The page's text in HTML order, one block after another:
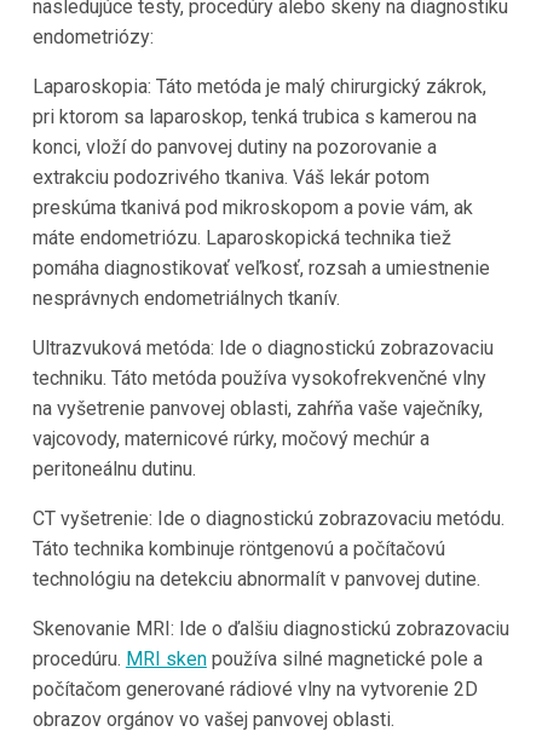
nasledujúce testy, procedúry alebo skeny na diagnostiku
endometriózy:
Laparoskopia: Táto metóda je malý chirurgický zákrok,
pri ktorom sa laparoskop, tenká trubica s kamerou na
konci, vloží do panvovej dutiny na pozorovanie a
extrakciu podozrivého tkaniva. Váš lekár potom
preskúma tkanivá pod mikroskopom a povie vám, ak
máte endometriózu. Laparoskopická technika tiež
pomáha diagnostikovať veľkosť, rozsah a umiestnenie
nesprávnych endometriálnych tkanív.
Ultrazvuková metóda: Ide o diagnostickú zobrazovaciu
techniku. Táto metóda používa vysokofrekvenčné vlny
na vyšetrenie panvovej oblasti, zahŕňa vaše vaječníky,
vajcovody, maternicové rúrky, močový mechúr a
peritoneálnu dutinu.
CT vyšetrenie: Ide o diagnostickú zobrazovaciu metódu.
Táto technika kombinuje röntgenovú a počítačovú
technológiu na detekciu abnormalít v panvovej dutine.
Skenovanie MRI: Ide o ďalšiu diagnostickú zobrazovaciu
procedúru. MRI skenpoužíva silné magnetické pole a
počítačom generované rádiové vlny na vytvorenie 2D
obrazov orgánov vo vašej panvovej oblasti.